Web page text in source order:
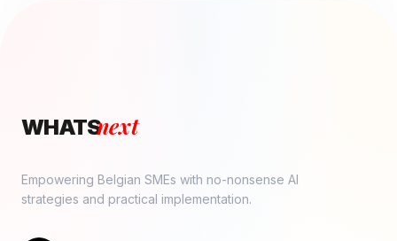
WHATSnext
Empowering Belgian SMEs with no-nonsense AI
strategies and practical implementation.